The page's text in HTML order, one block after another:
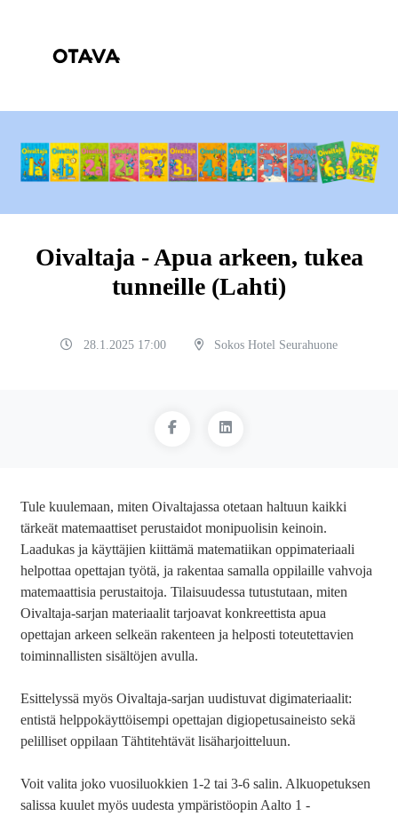
Oivaltaja - Apua arkeen, tukea
tunneille (Lahti)
28.1.2025 17:00 Sokos Hotel Seurahuone
Tule kuulemaan, miten Oivaltajassa otetaan haltuun kaikki
tärkeät matemaattiset perustaidot monipuolisin keinoin.
Laadukas ja käyttäjien kiittämä matematiikan oppimateriaali
helpottaa opettajan työtä, ja rakentaa samalla oppilaille vahvoja
matemaattisia perustaitoja. Tilaisuudessa tutustutaan, miten
Oivaltaja-sarjan materiaalit tarjoavat konkreettista apua
opettajan arkeen selkeän rakenteen ja helposti toteutettavien
toiminnallisten sisältöjen avulla.
Esittelyssä myös Oivaltaja-sarjan uudistuvat digimateriaalit:
entistä helppokäyttöisempi opettajan digiopetusaineisto sekä
pelilliset oppilaan Tähtitehtävät lisäharjoitteluun.
Voit valita joko vuosiluokkien 1-2 tai 3-6 salin. Alkuopetuksen
salissa kuulet myös uudesta ympäristöopin Aalto 1 -